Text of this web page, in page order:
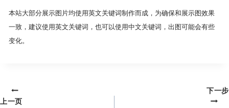
本站大部分展示图片均使用英文关键词制作而成，为确保和展示图效果
一致，建议使用英文关键词，也可以使用中文关键词，出图可能会有些
变化。
文
上一页
下一步